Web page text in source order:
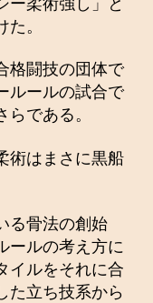
。
格闘技の団体で
ルールの試合で
である。
術はまさに黒船
る骨法の創始
ールの考え方に
イルをそれに合
た立ち技系から